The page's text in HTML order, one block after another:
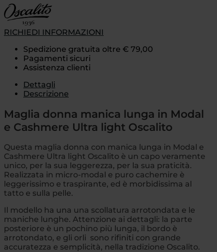
RICHIEDI INFORMAZIONI
Spedizione gratuita oltre € 79,00
Pagamenti sicuri
Assistenza clienti
Dettagli
Descrizione
Maglia donna manica lunga in Modal
e Cashmere Ultra light Oscalito
Questa maglia donna con manica lunga in Modal e
Cashmere Ultra light Oscalito è un capo veramente
unico, per la sua leggerezza, per la sua praticità.
Realizzata in micro-modal e puro cachemire è
leggerissimo e traspirante, ed è morbidissima al
tatto e sulla pelle.
Il modello ha una una scollatura arrotondata e le
maniche lunghe. Attenzione ai dettagli: la parte
posteriore è un pochino più lunga, il bordo è
arrotondato, e gli orli sono rifiniti con grande
accuratezza e semplicità, nella tradizione Oscalito.